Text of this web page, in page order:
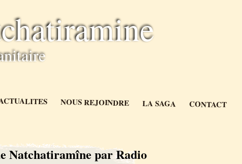
NOUS REJOINDRE LA SAGA CONTACT
Natchatiramîne par Radio